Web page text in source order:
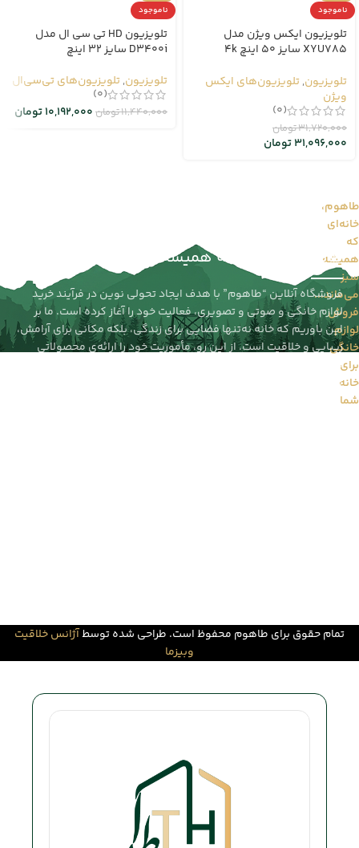
ناموجود
تلویزیون ایکس ویژن مدل
XYU785 سایز 50 اینچ 4k
تلویزیون,تلویزیون‌های ایکس
ویژن
(0)
31,720,000تومان
31,096,000تومان
ناموجود
تلویزیون HD تی سی ال مدل
D3400i سایز 32 اینچ
تلویزیون,تلویزیون‌های تی‌سی‌ال
(0)
11,440,000تومان 10,192,000تومان
طاهوم،
خانه‌ای
که
همیشه
سبز
می‌ماند...
فروش
لوازم
خانگی
برای
خانه
شما
طاهوم را بیشتر بشناسید...
طاهوم | خانه‌ای که همیشه سبز می‌ماند
فروشگاه آنلاین “طاهوم” با هدف ایجاد تحولی نوین در فرآیند خرید
لوازم خانگی و صوتی و تصویری، فعالیت خود را آغاز کرده است. ما بر
این باوریم که خانه نه‌تنها فضایی برای زندگی، بلکه مکانی برای آرامش،
زیبایی و خلاقیت است. از این رو، مأموریت خود را ارائه‌ی محصولاتی
باکیفیت از برندهای معتبر جهانی و داخلی قرار داده‌ایم تا تجربه‌ای
متفاوت را به مشتریانمان هدیه دهیم.
تمام حقوق برای طاهوم محفوظ است. طراحی شده توسطآژانس خلاقیت
وبیزما